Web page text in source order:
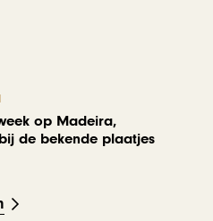
op Madeira,
de bekende plaatjes